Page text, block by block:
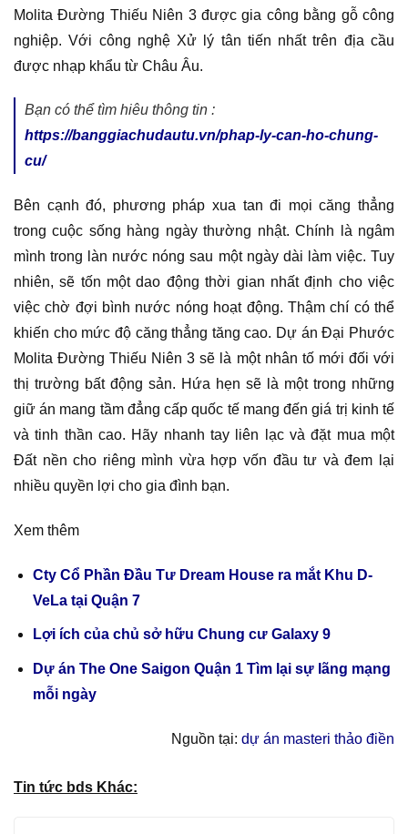
Molita Đường Thiếu Niên 3 được gia công bằng gỗ công
nghiệp. Với công nghệ Xử lý tân tiến nhất trên địa cầu
được nhạp khẩu từ Châu Âu.
Bạn có thể tìm hiêu thông tin :
https://banggiachudautu.vn/phap-ly-can-ho-chung-
cu/
Bên cạnh đó, phương pháp xua tan đi mọi căng thẳng
trong cuộc sống hàng ngày thường nhật. Chính là ngâm
mình trong làn nước nóng sau một ngày dài làm việc. Tuy
nhiên, sẽ tốn một dao động thời gian nhất định cho việc
việc chờ đợi bình nước nóng hoạt động. Thậm chí có thể
khiến cho mức độ căng thẳng tăng cao. Dự án Đại Phước
Molita Đường Thiếu Niên 3 sẽ là một nhân tố mới đối với
thị trường bất động sản. Hứa hẹn sẽ là một trong những
giữ án mang tầm đẳng cấp quốc tế mang đến giá trị kinh tế
và tinh thần cao. Hãy nhanh tay liên lạc và đặt mua một
Đất nền cho riêng mình vừa hợp vốn đầu tư và đem lại
nhiều quyền lợi cho gia đình bạn.
Xem thêm
Cty Cổ Phần Đầu Tư Dream House ra mắt Khu D-
VeLa tại Quận 7
Lợi ích của chủ sở hữu Chung cư Galaxy 9
Dự án The One Saigon Quận 1 Tìm lại sự lãng mạng
mỗi ngày
Nguồn tại: dự án masteri thảo điền
Tin tức bds Khác: